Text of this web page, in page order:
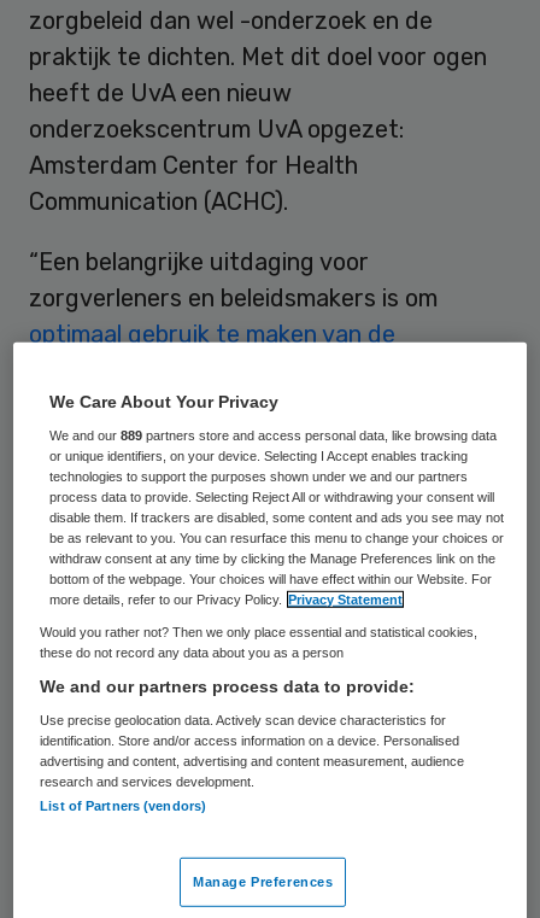
zorgbeleid dan wel -onderzoek en de
praktijk te dichten. Met dit doel voor ogen
heeft de UvA een nieuw
onderzoekscentrum UvA opgezet:
Amsterdam Center for Health
Communication (ACHC).
“Een belangrijke uitdaging voor
zorgverleners en beleidsmakers is om
optimaal gebruik te maken van de
bieden”, reageert Julia van Weert,
hoogleraar Gezondheidscommunicatie aan
de Universiteit van Amsterdam (UvA). “Daar
wordt ongelooflijk veel onderzoek naar
gedaan – niet in de laatste plaats door ons
eigen centrum – maar het blijkt lastig om de
onderzoeksresultaten ook in de praktijk
geïmplementeerd te krijgen. Voor het ACHC
is die implementatie een van de
speerpunten.”
Het nieuwe centrum, dat op 22 januari door
gaat dit doen onder meer door middel van
We Care About Your Privacy
We and our889 partners store and access personal data, like browsing data
or unique identifiers, on your device. Selecting I Accept enables tracking
technologies to support the purposes shown under we and our partners
process data to provide. Selecting Reject All or withdrawing your consent will
disable them. If trackers are disabled, some content and ads you see may not
be as relevant to you. You can resurface this menu to change your choices or
withdraw consent at any time by clicking the Manage Preferences link on the
bottom of the webpage. Your choices will have effect within our Website. For
more details, refer to our Privacy Policy.
Privacy Statement
Would you rather not? Then we only place essential and statistical cookies,
these do not record any data about you as a person
We and our partners process data to provide:
Use precise geolocation data. Actively scan device characteristics for
identification. Store and/or access information on a device. Personalised
advertising and content, advertising and content measurement, audience
research and services development.
List of Partners (vendors)
Manage Preferences